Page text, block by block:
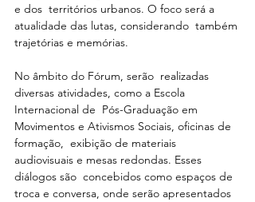
e dos  territórios urbanos. O foco será a
atualidade das lutas, considerando  também
trajetórias e memórias.
No âmbito do Fórum, serão  realizadas
diversas atividades, como a Escola
Internacional de  Pós-Graduação em
Movimentos e Ativismos Sociais, oficinas de
formação,  exibição de materiais
audiovisuais e mesas redondas. Esses
diálogos são  concebidos como espaços de
troca e conversa, onde serão apresentados